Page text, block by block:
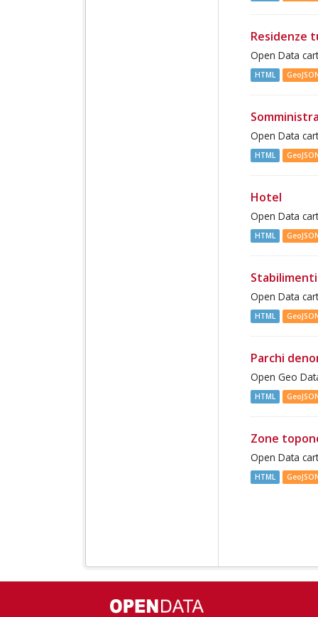
Residenze
Open Data
HTML
Open Data
HTML
Hotel
Open Data
HTML
Open Data
HTML
Parchi
Open Geo
HTML
Zone
Open Data
HTML